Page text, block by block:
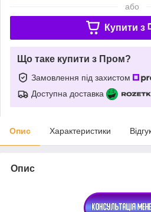
або
Купити з
Що таке купити з Пром?
Замовлення під захистом
Доступна доставка
Опис Характеристики
Опис